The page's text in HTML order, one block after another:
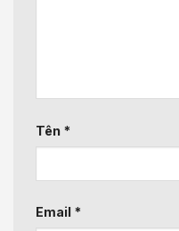
Tên *
Email *